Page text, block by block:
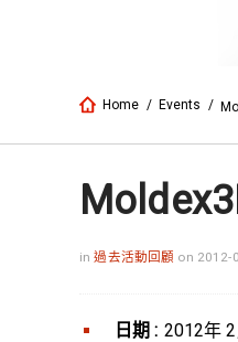
Home / Events /
in過去活動回顧 on 2012-
日期 : 2012年